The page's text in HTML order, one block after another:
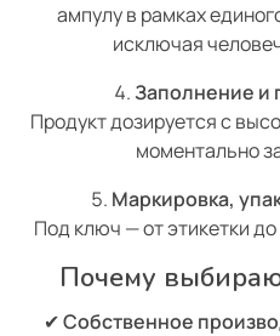
ампулу в рамках
исключая
Заполнение и
Продукт дозируется с
моментально
Маркировка,
Под ключ — от этикетки
Почему
✔Собственное